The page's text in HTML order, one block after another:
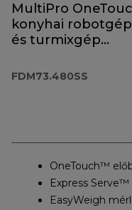
MultiPro
konyhai robotgép
és turmixgép
FDM73.480SS
OneTouch™
Express Serve™
EasyWeigh